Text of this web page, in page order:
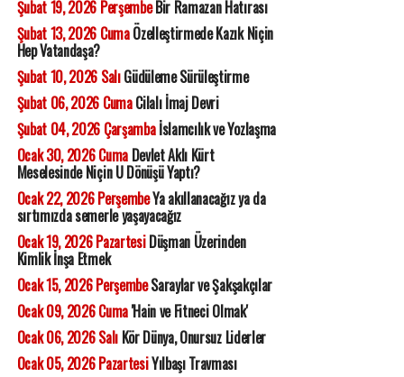
Şubat 19, 2026 PerşembeBir Ramazan Hatırası
Şubat 13, 2026 CumaÖzelleştirmede Kazık Niçin
Hep Vatandaşa?
Şubat 10, 2026 SalıGüdüleme Sürüleştirme
Şubat 06, 2026 CumaCilalı İmaj Devri
Şubat 04, 2026 Çarşambaİslamcılık ve Yozlaşma
Ocak 30, 2026 CumaDevlet Aklı Kürt
Meselesinde Niçin U Dönüşü Yaptı?
Ocak 22, 2026 PerşembeYa akıllanacağız ya da
sırtımızda semerle yaşayacağız
Ocak 19, 2026 PazartesiDüşman Üzerinden
Kimlik İnşa Etmek
Ocak 15, 2026 PerşembeSaraylar ve Şakşakçılar
Ocak 09, 2026 Cuma'Hain ve Fitneci Olmak'
Ocak 06, 2026 SalıKör Dünya, Onursuz Liderler
Ocak 05, 2026 PazartesiYılbaşı Travması